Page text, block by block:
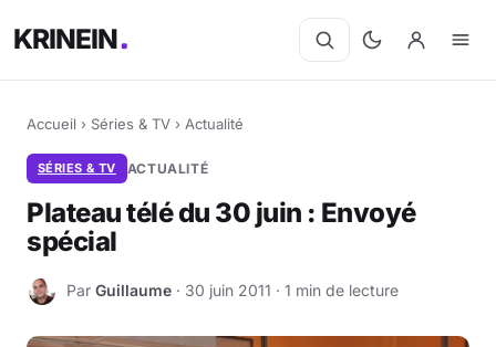
KRINEIN
Accueil › Séries & TV › Actualité
SÉRIES & TV ACTUALITÉ
Plateau télé du 30 juin : Envoyé
spécial
G Par Guillaume · 30 juin 2011 · 1 min de lecture